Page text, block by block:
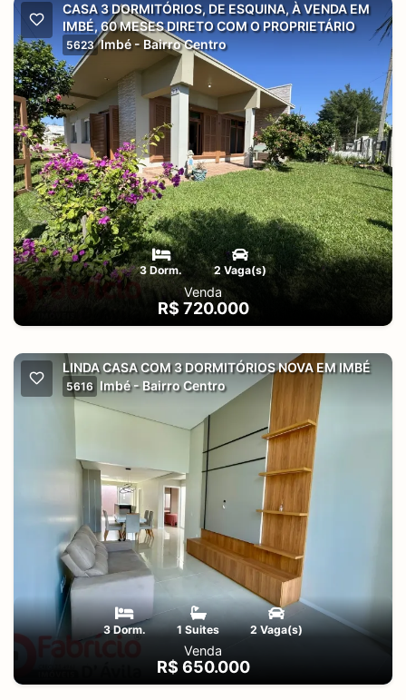
CASA 3 DORMITÓRIOS, DE ESQUINA, À VENDA EM
IMBÉ, 60 MESES DIRETO COM O PROPRIETÁRIO
5623 Imbé - Bairro Centro
3 Dorm. 2 Vaga(s)
Venda
R$ 720.000
LINDA CASA COM 3 DORMITÓRIOS NOVA EM IMBÉ
5616 Imbé - Bairro Centro
3 Dorm. 1 Suites 2 Vaga(s)
Venda
R$ 650.000